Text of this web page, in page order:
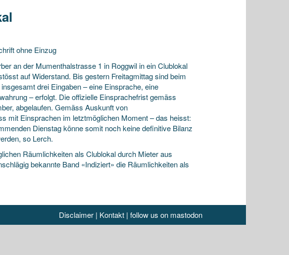
ohne Einzug
an der Mumenthalstrasse 1 in Roggwil in ein Clublokal
auf Widerstand. Bis gestern Freitagmittag sind beim
drei Eingaben – eine Einsprache, eine
– erfolgt. Die offizielle Einsprachefrist gemäss
abgelaufen. Gemäss Auskunft von
mit Einsprachen im letztmöglichen Moment – das heisst:
Dienstag könne somit noch keine definitive Bilanz
so Lerch.
Räumlichkeiten als Clublokal durch Mieter aus
bekannte Band «Indiziert» die Räumlichkeiten als
Disclaimer| Kontakt| follow us on mastodon